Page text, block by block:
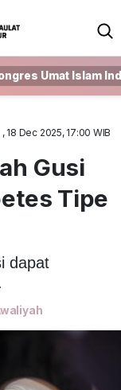
Umat Islam
18 Dec 2025, 17:00 WIB
Gusi
Tipe
dapat